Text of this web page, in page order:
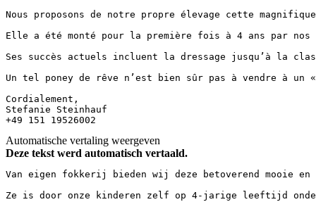
Nous proposons de notre propre élevage cette
Elle a été monté pour la première fois à 4 ans par
Ses succès actuels incluent la dressage jusqu’à la
Un tel poney de rêve n’est bien sûr pas à vendre à un
Cordialement,
Stefanie Steinhauf
+49 151 19526002
Automatische vertaling weergeven
Deze tekst werd automatisch vertaald.
Van eigen fokkerij bieden wij deze betoverend mooie en
Ze is door onze kinderen zelf op 4-jarige leeftijd